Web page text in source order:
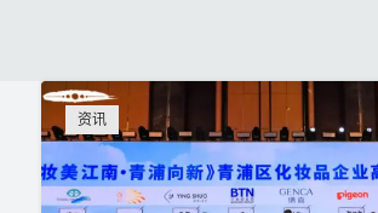
资讯